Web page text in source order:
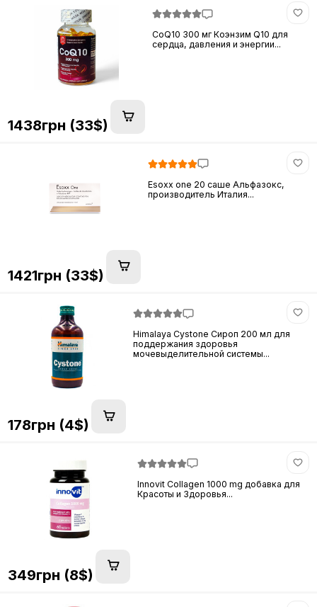
CoQ10 300 мг Коэнзим Q10 для
сердца, давления и энергии...
1438грн (33$)
Esoxx one 20 саше Альфазокс,
производитель Италия...
1421грн (33$)
Himalaya Cystone Сироп 200 мл для
поддержания здоровья
мочевыделительной системы...
178грн (4$)
Innovit Collagen 1000 mg добавка для
Красоты и Здоровья...
349грн (8$)